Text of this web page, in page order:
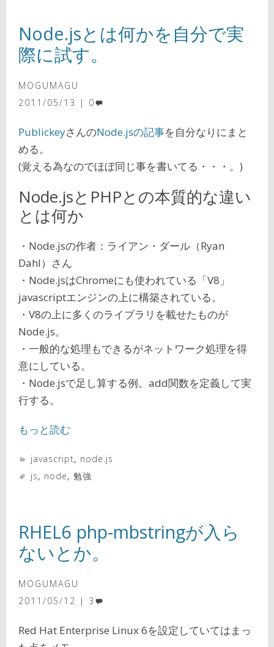
Node.jsとは何かを自分で実
際に試す。
MOGUMAGU
2011/05/13
0
PublickeyさんのNode.jsの記事を自分なりにまと
める。
(覚える為なのでほぼ同じ事を書いてる・・・。)
Node.jsとPHPとの本質的な違い
とは何か
・Node.jsの作者：ライアン・ダール（Ryan
Dahl）さん
・Node.jsはChromeにも使われている「V8」
javascriptエンジンの上に構築されている。
・V8の上に多くのライブラリを載せたものが
Node.js。
・一般的な処理もできるがネットワーク処理を得
意にしている。
・Node.jsで足し算する例。add関数を定義して実
行する。
もっと読む
javascript, node.js
js, node, 勉強
RHEL6 php-mbstringが入ら
ないとか。
MOGUMAGU
2011/05/12
3
Red Hat Enterprise Linux 6を設定していてはまっ